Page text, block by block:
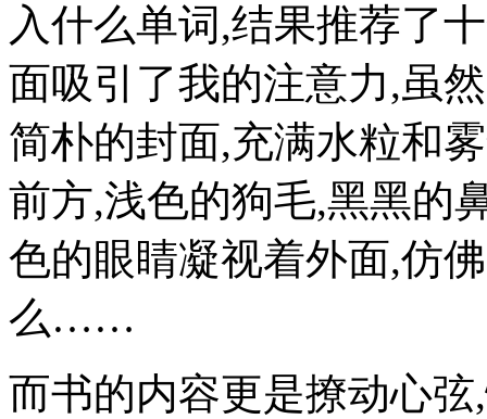
入什么单词,结果推荐了
面吸引了我的注意力,虽
简朴的封面,充满水粒和
前方,浅色的狗毛,黑黑的
色的眼睛凝视着外面,仿
么……
而书的内容更是撩动心